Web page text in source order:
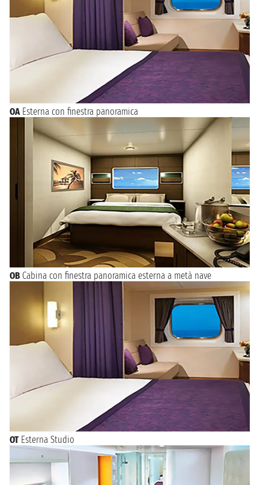
OA Esterna con finestra panoramica
OB Cabina con finestra panoramica esterna a metà nave
OT Esterna Studio